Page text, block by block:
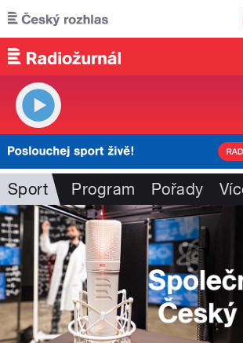
Přejít k hlavnímu obsahu
Sport Program Pořady